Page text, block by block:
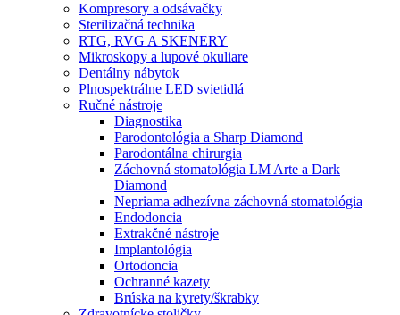
Kompresory a odsávačky
Sterilizačná technika
RTG, RVG A SKENERY
Mikroskopy a lupové okuliare
Dentálny nábytok
Plnospektrálne LED svietidlá
Ručné nástroje
Diagnostika
Parodontológia a Sharp Diamond
Parodontálna chirurgia
Záchovná stomatológia LM Arte a Dark
Diamond
Nepriama adhezívna záchovná stomatológia
Endodoncia
Extrakčné nástroje
Implantológia
Ortodoncia
Ochranné kazety
Brúska na kyrety/škrabky